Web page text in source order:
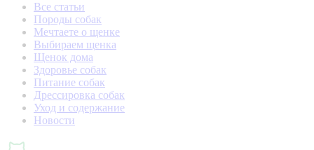
Все статьи
Породы собак
Мечтаете о щенке
Выбираем щенка
Щенок дома
Здоровье собак
Питание собак
Дрессировка собак
Уход и содержание
Новости